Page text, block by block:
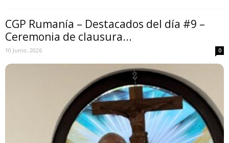
CGP Rumanía – Destacados del día #9 –
Ceremonia de clausura...
10 Junio, 2026 0